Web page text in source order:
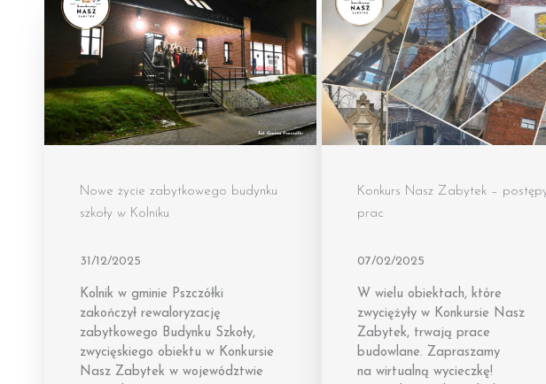
Nowe życie zabytkowego budynku
szkoły w Kolniku
31/12/2025
Kolnik w gminie Pszczółki
zakończył rewaloryzację
zabytkowego Budynku Szkoły,
zwycięskiego obiektu w Konkursie
Nasz Zabytek w województwie
Konkurs Nasz Zabytek –
prac
07/02/2025
W wielu obiektach, które
zwyciężyły w Konkursie Nasz
Zabytek, trwają prace
budowlane. Zapraszamy
na wirtualną wycieczkę!